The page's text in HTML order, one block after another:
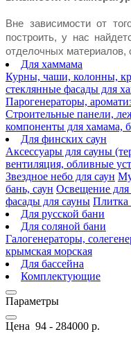
Вне зависимости от
построить, у нас
отделочных материалов,
Для хаммама
Курны, чаши, колонны,
стеклянные фасады для
Парогенераторы,
Строительные панели,
компоненты для хамама,
Для финских саун
Аксессуары для сауны
вентиляция, обливные
Звездное небо для саун
бань, саун Освещение для
фасады для сауны Плитка
Для русской бани
Для соляной бани
Галогенераторы,
крымская морская
Для бассейна
Комплектующие
Параметры
Цена 94 - 284000 р.